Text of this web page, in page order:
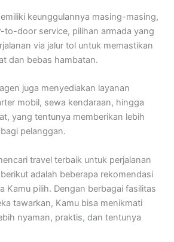
keunggulannya masing-masing,
to-door service, pilihan armada yang
via jalur tol untuk memastikan
dan bebas hambatan.
juga menyediakan layanan
mobil, sewa kendaraan, hingga
yang tentunya memberikan lebih
pelanggan.
travel terbaik untuk perjalanan
adalah beberapa rekomendasi
Kamu pilih. Dengan berbagai fasilitas
tawarkan, Kamu bisa menikmati
nyaman, praktis, dan tentunya